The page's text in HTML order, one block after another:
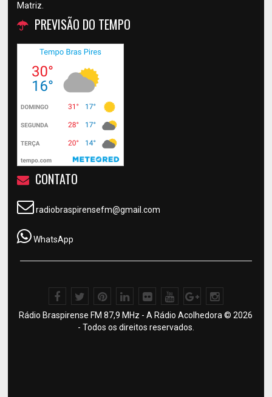
Matriz.
PREVISÃO DO TEMPO
CONTATO
radiobraspirensefm@gmail.com
WhatsApp
Rádio Braspirense FM 87,9 MHz - A Rádio Acolhedora © 2026
- Todos os direitos reservados.